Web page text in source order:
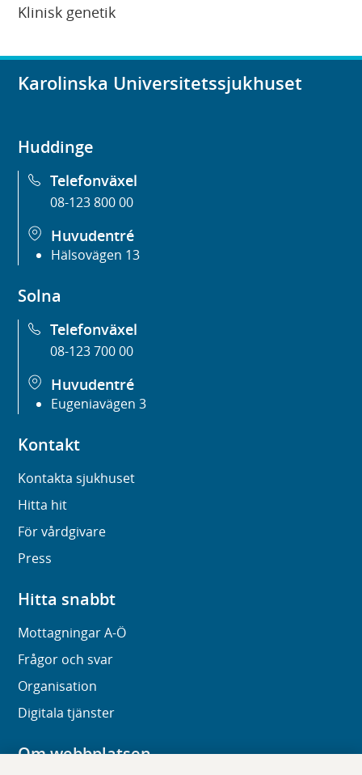
Klinisk genetik
Karolinska Universitetssjukhuset
Huddinge
Telefonväxel
08-123 800 00
Huvudentré
Hälsovägen 13
Solna
Telefonväxel
08-123 700 00
Huvudentré
Eugeniavägen 3
Kontakt
Kontakta sjukhuset
Hitta hit
För vårdgivare
Press
Hitta snabbt
Mottagningar A-Ö
Frågor och svar
Organisation
Digitala tjänster
Om webbplatsen